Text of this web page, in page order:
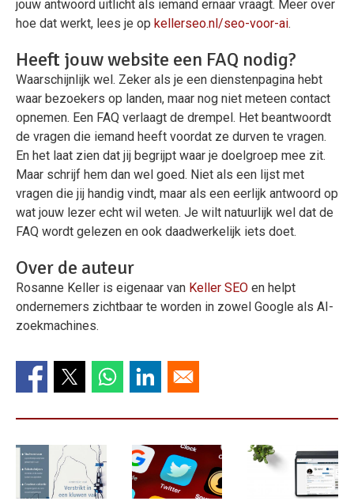
jouw antwoord uitlicht als iemand ernaar vraagt. Meer over
hoe dat werkt, lees je op kellerseo.nl/seo-voor-ai.
Heeft jouw website een FAQ nodig?
Waarschijnlijk wel. Zeker als je een dienstenpagina hebt
waar bezoekers op landen, maar nog niet meteen contact
opnemen. Een FAQ verlaagt de drempel. Het beantwoordt
de vragen die iemand heeft voordat ze durven te vragen.
En het laat zien dat jij begrijpt waar je doelgroep mee zit.
Maar schrijf hem dan wel goed. Niet als een lijst met
vragen die jij handig vindt, maar als een eerlijk antwoord op
wat jouw lezer echt wil weten. Je wilt natuurlijk wel dat de
FAQ wordt gelezen en ook daadwerkelijk iets doet.
Over de auteur
Rosanne Keller is eigenaar van Keller SEO en helpt
ondernemers zichtbaar te worden in zowel Google als AI-
zoekmachines.